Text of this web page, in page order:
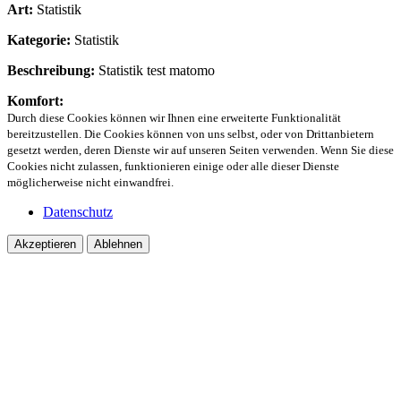
Art: Statistik
Kategorie: Statistik
Beschreibung: Statistik test matomo
Komfort:
Durch diese Cookies können wir Ihnen eine erweiterte Funktionalität
bereitzustellen. Die Cookies können von uns selbst, oder von Drittanbietern
gesetzt werden, deren Dienste wir auf unseren Seiten verwenden. Wenn Sie diese
Cookies nicht zulassen, funktionieren einige oder alle dieser Dienste
möglicherweise nicht einwandfrei.
Datenschutz
Akzeptieren Ablehnen